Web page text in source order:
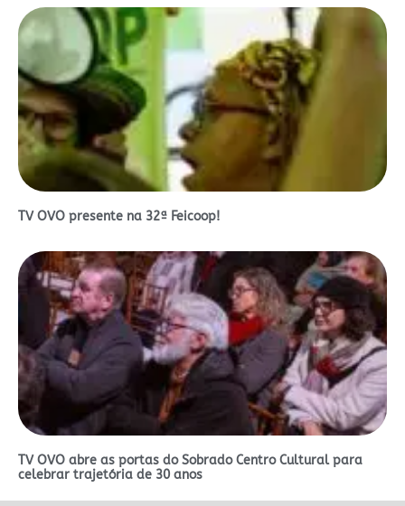
TV OVO presente na 32ª Feicoop!
TV OVO abre as portas do Sobrado Centro Cultural para
celebrar trajetória de 30 anos